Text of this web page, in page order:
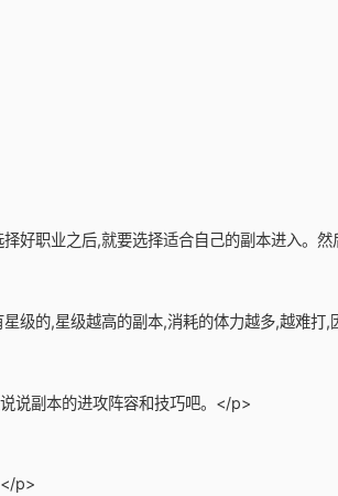
好职业之后,就要选择适合自己的副本进入。
级的,星级越高的副本,消耗的体力越多,越难
说副本的进攻阵容和技巧吧。</p>
p>